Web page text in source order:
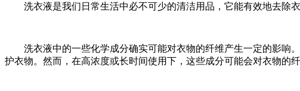
洗衣液是我们日常生活中必不可少的清洁用品，它能有效地去除衣
洗衣液中的一些化学成分确实可能对衣物的纤维产生一定的影响
护衣物。然而，在高浓度或长时间使用下，这些成分可能会对衣物的